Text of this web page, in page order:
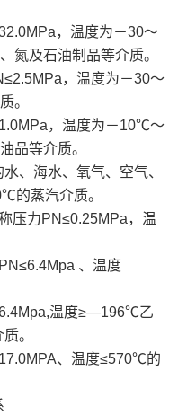
，温度为－30～
氮及石油制品等介质。
，温度为－30～
。
，温度为－10℃～
品等介质。
、海水、氧气、空气、
的蒸汽介质。
压力PN≤0.25MPa，温
、温度
温度≥—196℃乙
。
、温度≤570℃的